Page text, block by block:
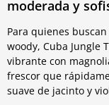
moderada y
Para quienes
woody, Cuba Jungle
vibrante con
frescor que
suave de jacinto y